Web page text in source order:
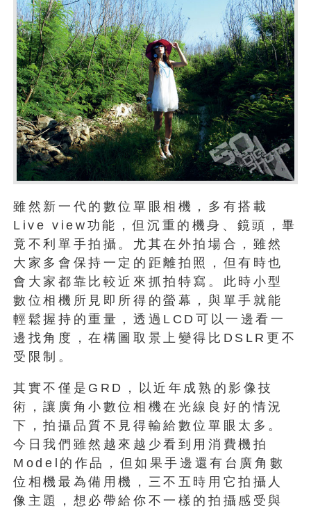
雖然新一代的數位單眼相機，多有搭載
Live view功能，但沉重的機身、鏡頭，畢
竟不利單手拍攝。尤其在外拍場合，雖然
大家多會保持一定的距離拍照，但有時也
會大家都靠比較近來抓拍特寫。此時小型
數位相機所見即所得的螢幕，與單手就能
輕鬆握持的重量，透過LCD可以一邊看一
邊找角度，在構圖取景上變得比DSLR更不
受限制。
其實不僅是GRD，以近年成熟的影像技
術，讓廣角小數位相機在光線良好的情況
下，拍攝品質不見得輸給數位單眼太多。
今日我們雖然越來越少看到用消費機拍
Model的作品，但如果手邊還有台廣角數
位相機最為備用機，三不五時用它拍攝人
像主題，想必帶給你不一樣的拍攝感受與